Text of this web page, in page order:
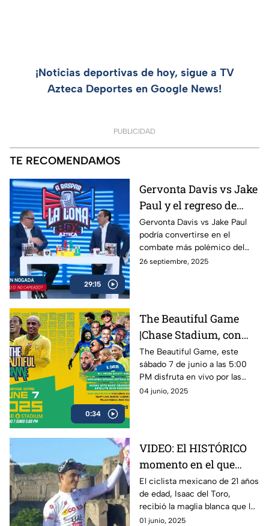
¡Noticias deportivas de hoy, sigue a TV
Azteca Deportes en Google News!
PUBLICIDAD
TE RECOMENDAMOS
29:15
Gervonta Davis vs Jake
Paul y el regreso de
Ryan García | A Raspar
La Lona
Gervonta Davis vs Jake Paul
podría convertirse en el
combate más polémico del
año, mientras Ryan García
26 septiembre, 2025
0:34
The Beautiful Game
|Chase Stadium, con
Ronaldinho y Roberto
Carlos | 7 de junio a las
5:00 PM
The Beautiful Game, este
sábado 7 de junio a las 5:00
PM disfruta en vivo por las
plataformas de Azteca
04 junio, 2025
VIDEO: El HISTÓRICO
momento en el que
Isaac del Toro recibe la
Maglia Blanca en el
Giro de Italia 2025
El ciclista mexicano de 21 años
de edad, Isaac del Toro,
recibió la maglia blanca que lo
acredita como el mejor menor
01 junio, 2025